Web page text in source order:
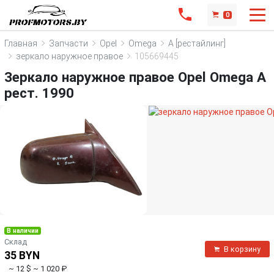
0
Главная Запчасти Opel Omega
A [рестайлинг]
зеркало наружное правое
105669445
Зеркало наружное правое Opel Omega A
рест. 1990
В наличии
Склад
35 BYN
~ 12 $ ~ 1 020 ₽
В корзину